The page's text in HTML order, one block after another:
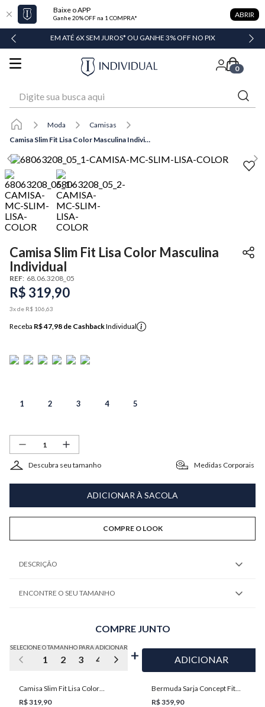
Baixe o APP
Ganhe 20% OFF na 1 COMPRA* ABRIR
EM ATÉ 6X SEM JUROS* OU GANHE 3% OFF NO PIX
0
Moda
Camisas
Camisa Slim Fit Lisa Color Masculina Individual
Camisa Slim Fit Lisa Color Masculina
Individual
REF: 68.06.3208_05
R$ 319,90
3x de R$ 106 63
Receba R$ 47,98 de CashbackIndividual
1 2 3 4 5
Descubra seu tamanho Medidas Corporais
ADICIONAR À SACOLA
COMPRE O LOOK
DESCRIÇÃO
ENCONTRE O SEU TAMANHO
COMPRE JUNTO
SELECIONE O TAMANHO PARA ADICIONAR
1 2 3 4 5
Camisa Slim Fit Lisa Color
Masculina Individual
R$ 319,90
ADICIONAR
Bermuda Sarja Concept Fit
Masculina Individual
R$ 359,90